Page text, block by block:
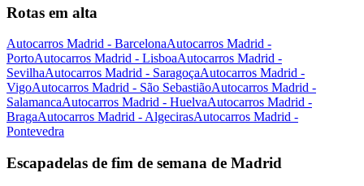
Rotas em alta
Autocarros Madrid - BarcelonaAutocarros Madrid -
PortoAutocarros Madrid - LisboaAutocarros Madrid -
SevilhaAutocarros Madrid - SaragoçaAutocarros Madrid -
VigoAutocarros Madrid - São SebastiãoAutocarros Madrid -
SalamancaAutocarros Madrid - HuelvaAutocarros Madrid -
BragaAutocarros Madrid - AlgecirasAutocarros Madrid -
Pontevedra
Escapadelas de fim de semana de Madrid